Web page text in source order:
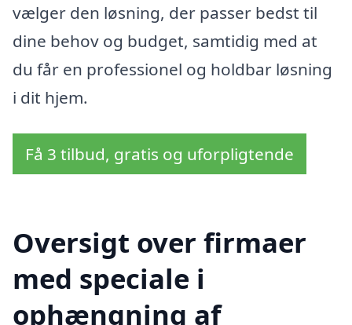
vælger den løsning, der passer bedst til
dine behov og budget, samtidig med at
du får en professionel og holdbar løsning
i dit hjem.
Få 3 tilbud, gratis og uforpligtende
Oversigt over firmaer
med speciale i
ophængning af